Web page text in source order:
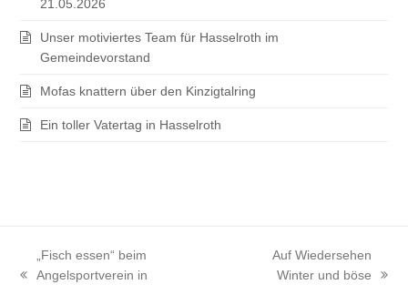
21.05.2026
Unser motiviertes Team für Hasselroth im
Gemeindevorstand
Mofas knattern über den Kinzigtalring
Ein toller Vatertag in Hasselroth
„Fisch essen“ beim
Angelsportverein in
Auf Wiedersehen
Winter und böse